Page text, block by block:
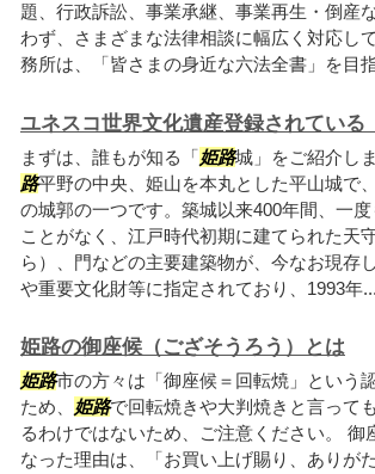
題、行政訴訟、事業承継、事業再生・倒産
わず、さまざまな法律相談に幅広く対応し
務所は、「皆さまの身近な六法全書」を目
ユネスコ世界文化遺産登録されている
まずは、誰もが知る「姫路城」をご紹介し
路平野の中央、姫山を本丸とした平山城で
の城郭の一つです。築城以来400年間、一
ことがなく、江戸時代初期に建てられた天
ら）、門などの主要建築物が、今なお現存
や重要文化財等に指定されており、1993年...
姫路の御座候（ござそうろう）とは
姫路市の方々は「御座候＝回転焼」という
ため、 姫路で回転焼きや大判焼きと言って
るわけではないため、ご注意ください。 御
なった理由は、「お買い上げ賜り、ありが